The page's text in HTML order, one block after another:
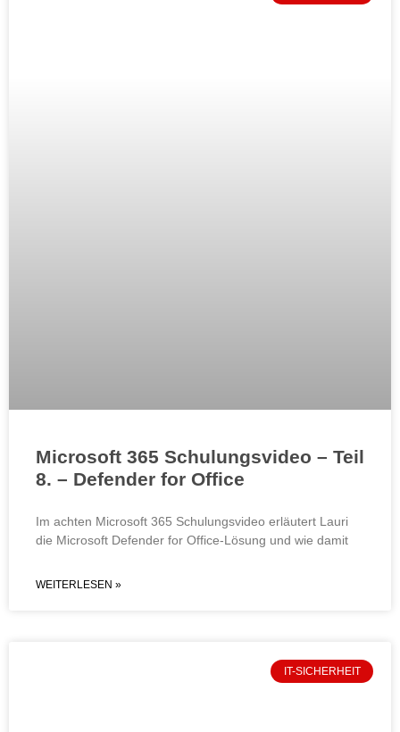
Microsoft 365 Schulungsvideo – Teil
8. – Defender for Office
Im achten Microsoft 365 Schulungsvideo erläutert Lauri
die Microsoft Defender for Office-Lösung und wie damit
WEITERLESEN »
IT-SICHERHEIT